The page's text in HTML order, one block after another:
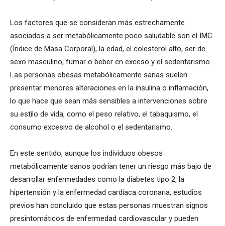
Los factores que se consideran más estrechamente
asociados a ser metabólicamente poco saludable son el IMC
(Índice de Masa Corporal), la edad, el colesterol alto, ser de
sexo masculino, fumar o beber en exceso y el sedentarismo.
Las personas obesas metabólicamente sanas suelen
presentar menores alteraciones en la insulina o inflamación,
lo que hace que sean más sensibles a intervenciones sobre
su estilo de vida, como el peso relativo, el tabaquismo, el
consumo excesivo de alcohol o el sedentarismo.
En este sentido, aunque los individuos obesos
metabólicamente sanos podrían tener un riesgo más bajo de
desarrollar enfermedades como la diabetes tipo 2, la
hipertensión y la enfermedad cardíaca coronaria, estudios
previos han concluido que estas personas muestran signos
presintomáticos de enfermedad cardiovascular y pueden